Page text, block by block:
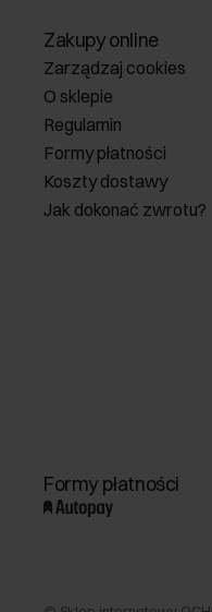
Zakupy online
Zarządzaj cookies
O sklepie
Regulamin
Formy płatności
Koszty dostawy
Jak dokonać zwrotu?
Formy płatności